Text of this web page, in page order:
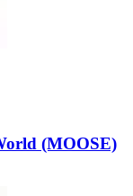
(MOOSE)